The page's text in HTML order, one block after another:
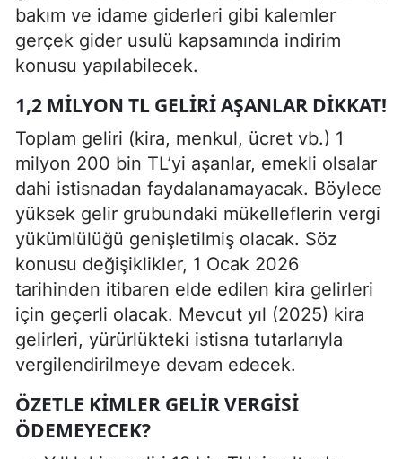
bakım ve idame giderleri gibi kalemler
gerçek gider usulü kapsamında indirim
konusu yapılabilecek.
1,2 MILYON TL GELIRI AŞANLAR DIKKAT!
Toplam geliri (kira, menkul, ücret vb.) 1
milyon 200 bin TL’yi aşanlar, emekli olsalar
dahi istisnadan faydalanamayacak. Böylece
yüksek gelir grubundaki mükelleflerin vergi
yükümlülüğü genişletilmiş olacak. Söz
konusu değişiklikler, 1 Ocak 2026
tarihinden itibaren elde edilen kira gelirleri
için geçerli olacak. Mevcut yıl (2025) kira
gelirleri, yürürlükteki istisna tutarlarıyla
vergilendirilmeye devam edecek.
ÖZETLE KIMLER GELIR VERGISI
ÖDEMEYECEK?